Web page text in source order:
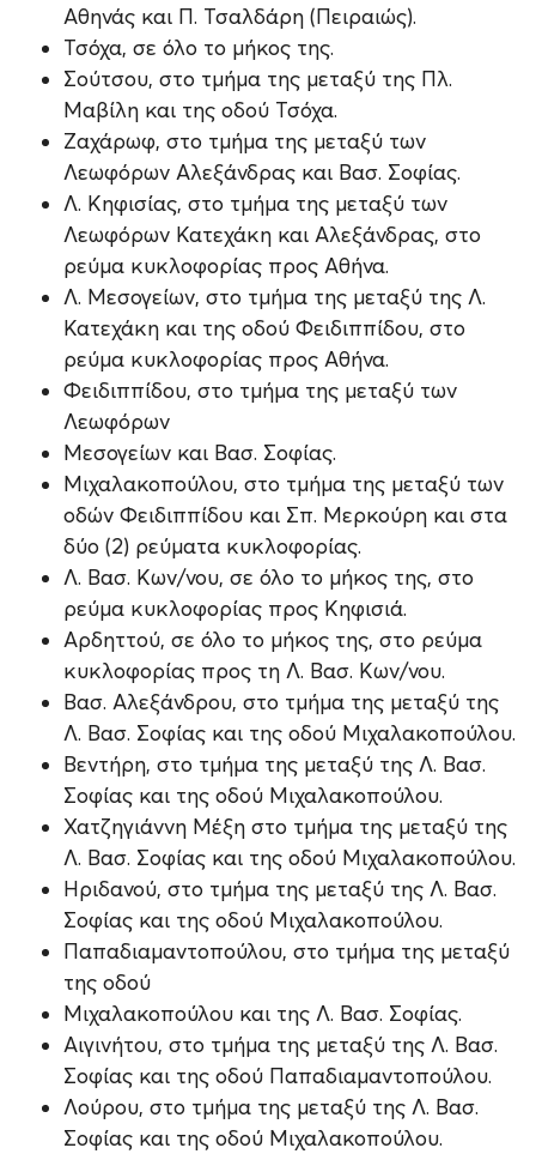
Αθηνάς και Π. Τσαλδάρη (Πειραιώς).
Τσόχα, σε όλο το μήκος της.
Σούτσου, στο τμήμα της μεταξύ της Πλ.
Μαβίλη και της οδού Τσόχα.
Ζαχάρωφ, στο τμήμα της μεταξύ των
Λεωφόρων Αλεξάνδρας και Βασ. Σοφίας.
Λ. Κηφισίας, στο τμήμα της μεταξύ των
Λεωφόρων Κατεχάκη και Αλεξάνδρας, στο
ρεύμα κυκλοφορίας προς Αθήνα.
Λ. Μεσογείων, στο τμήμα της μεταξύ της Λ.
Κατεχάκη και της οδού Φειδιππίδου, στο
ρεύμα κυκλοφορίας προς Αθήνα.
Φειδιππίδου, στο τμήμα της μεταξύ των
Λεωφόρων
Μεσογείων και Βασ. Σοφίας.
Μιχαλακοπούλου, στο τμήμα της μεταξύ των
οδών Φειδιππίδου και Σπ. Μερκούρη και στα
δύο (2) ρεύματα κυκλοφορίας.
Λ. Βασ. Κων/νου, σε όλο το μήκος της, στο
ρεύμα κυκλοφορίας προς Κηφισιά.
Αρδηττού, σε όλο το μήκος της, στο ρεύμα
κυκλοφορίας προς τη Λ. Βασ. Κων/νου.
Βασ. Αλεξάνδρου, στο τμήμα της μεταξύ της
Λ. Βασ. Σοφίας και της οδού Μιχαλακοπούλου.
Βεντήρη, στο τμήμα της μεταξύ της Λ. Βασ.
Σοφίας και της οδού Μιχαλακοπούλου.
Χατζηγιάννη Μέξη στο τμήμα της μεταξύ της
Λ. Βασ. Σοφίας και της οδού Μιχαλακοπούλου.
Ηριδανού, στο τμήμα της μεταξύ της Λ. Βασ.
Σοφίας και της οδού Μιχαλακοπούλου.
Παπαδιαμαντοπούλου, στο τμήμα της μεταξύ
της οδού
Μιχαλακοπούλου και της Λ. Βασ. Σοφίας.
Αιγινήτου, στο τμήμα της μεταξύ της Λ. Βασ.
Σοφίας και της οδού Παπαδιαμαντοπούλου.
Λούρου, στο τμήμα της μεταξύ της Λ. Βασ.
Σοφίας και της οδού Μιχαλακοπούλου.